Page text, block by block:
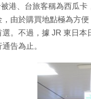
港、台旅客稱為西瓜
，由於購買地點極為方
選。不過，據 JR 東日本
告為止。